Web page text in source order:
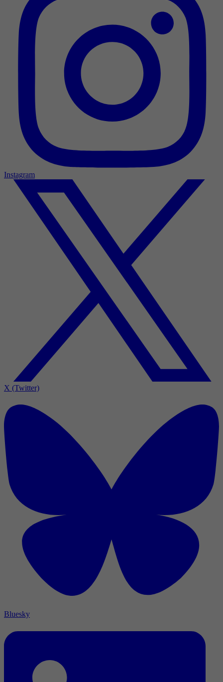
Instagram
X (Twitter)
Bluesky